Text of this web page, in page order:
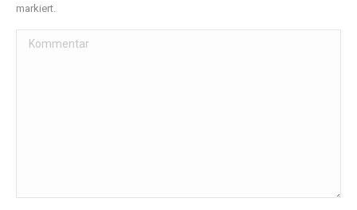
markiert.
Kommentar